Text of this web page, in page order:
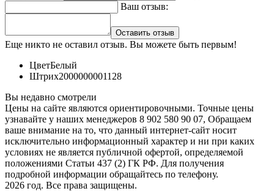
Ваш отзыв:
Оставить отзыв
Еще никто не оставил отзыв. Вы можете быть первым!
ЦветБелый
Штрих2000000001128
Вы недавно смотрели
Цены на сайте являются ориентировочными. Точные цены
узнавайте у наших менеджеров 8 902 580 90 07, Обращаем
ваше внимание на то, что данный интернет-сайт носит
исключительно информационный характер и ни при каких
условиях не является публичной офертой, определяемой
положениями Статьи 437 (2) ГК РФ. Для получения
подробной информации обращайтесь по телефону.
2026 год. Все права защищены.